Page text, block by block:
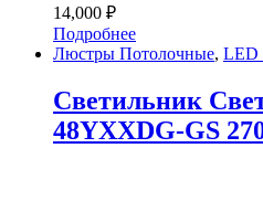
14,000 ₽
Подробнее
Люстры Потолочные, LED
Светильник
48YXXDG-GS